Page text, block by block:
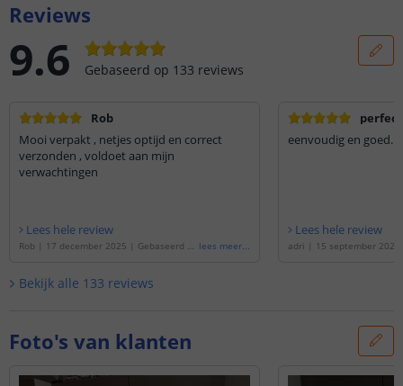
Reviews
9.6 Gebaseerd op 133 reviews
Rob
Mooi verpakt , netjes optijd en correct
verzonden , voldoet aan mijn
verwachtingen
Lees hele review
Rob | 17 december 2025 | Gebaseerd op lees meer...
perfect
eenvoudig en goed.
Lees hele review
adri | 15 september 2025
Bekijk alle 133 reviews
Foto's van klanten